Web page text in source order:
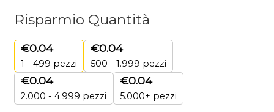
Risparmio Quantità
€0.04
1 - 499 pezzi
€0.04
500 - 1.999 pezzi
€0.04
2.000 - 4.999 pezzi
€0.04
5.000+ pezzi